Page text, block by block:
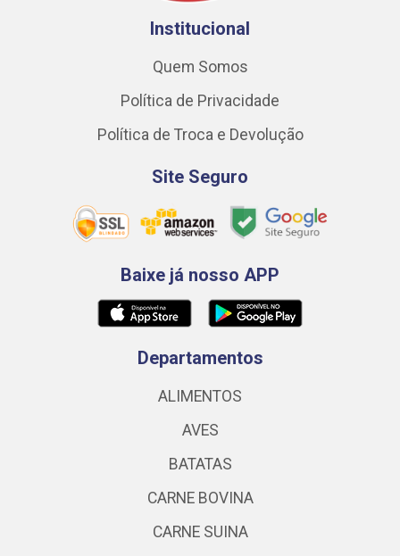
Institucional
Quem Somos
Política de Privacidade
Política de Troca e Devolução
Site Seguro
Baixe já nosso APP
Departamentos
ALIMENTOS
AVES
BATATAS
CARNE BOVINA
CARNE SUINA